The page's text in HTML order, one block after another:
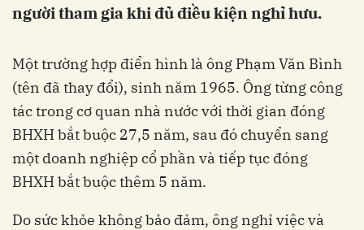
người tham gia khi đủ điều kiện nghỉ hưu.
Một trường hợp điển hình là ông Phạm Văn Bình
(tên đã thay đổi), sinh năm 1965. Ông từng công
tác trong cơ quan nhà nước với thời gian đóng
BHXH bắt buộc 27,5 năm, sau đó chuyển sang
một doanh nghiệp cổ phần và tiếp tục đóng
BHXH bắt buộc thêm 5 năm.
Do sức khỏe không bảo đảm, ông nghỉ việc và